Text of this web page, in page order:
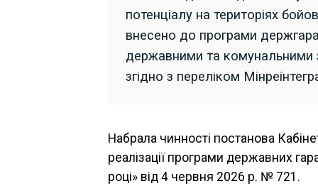
потенціалу на територіях
внесено до програми
державними та комунальними
згідно з переліком
Набрала чинності постанова
реалізації програми державних
році» від 4 червня 2026 р. № 721.